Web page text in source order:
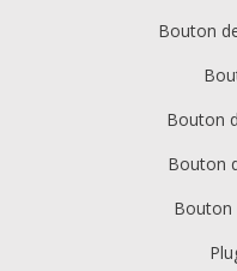
Bouton
Bouton
Bouton
Bouton